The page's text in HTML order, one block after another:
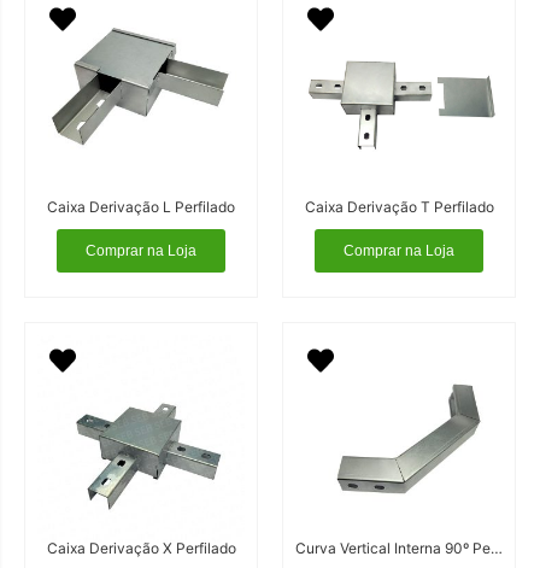
Caixa Derivação L Perfilado
Comprar na Loja
Caixa Derivação T Perfilado
Comprar na Loja
Caixa Derivação X Perfilado Curva Vertical Interna 90º Perfilado